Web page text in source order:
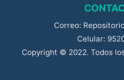
Correo:
Celular:
Copyright © 2022. Todos